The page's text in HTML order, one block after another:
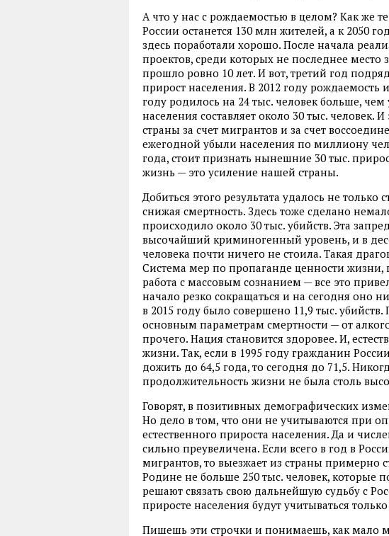
А что у нас с рождаемостью в целом? Как же
России останется 130 млн жителей, а к 2050
здесь поработали хорошо. После начала
проектов, среди которых не последнее место
прошло ровно 10 лет. И вот, третий год
прирост населения. В 2012 году рождаемость
году родилось на 24 тыс. человек больше,
населения составляет около 30 тыс. человек.
страны за счет мигрантов и за счет
ежегодной убыли населения по миллиону
года, стоит признать нынешние 30 тыс.
жизнь — это усиление нашей страны.
Добиться этого результата удалось не
снижая смертность. Здесь тоже сделано
происходило около 30 тыс. убийств. Эта
высочайший криминогенный уровень, и в
человека почти ничего не стоила. Такая
Система мер по пропаганде ценности жизни,
работа с массовым сознанием — все это
начало резко сокращаться и на сегодня оно
в 2015 году было совершено 11,9 тыс.
основным параметрам смертности — от
прочего. Нация становится здоровее. И,
жизни. Так, если в 1995 году гражданин
дожить до 64,5 года, то сегодня до 71,5.
продолжительность жизни не была столь
Говорят, в позитивных демографических
Но дело в том, что они не учитываются при
естественного прироста населения. Да и
сильно преувеличена. Если всего в год в
мигрантов, то выезжает из страны примерно
Родине не больше 250 тыс. человек,
решают связать свою дальнейшую судьбу с
приросте населения будут учитываться
Пишешь эти строчки и понимаешь, как мало